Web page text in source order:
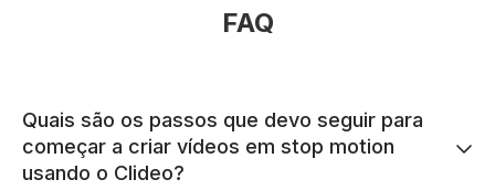
FAQ
Quais são os passos que devo seguir para
começar a criar vídeos em stop motion
usando o Clideo?